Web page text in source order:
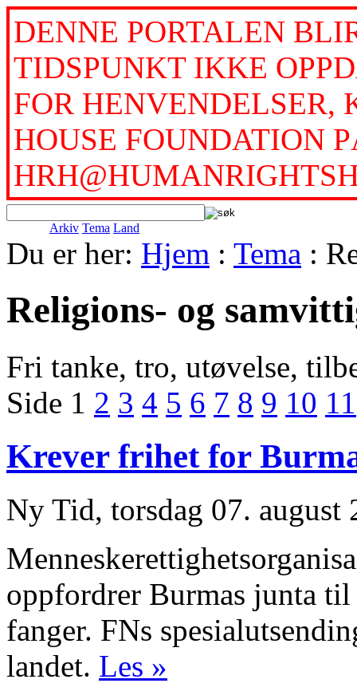
DENNE PORTALEN
TIDSPUNKT IKKE
FOR HENVENDELSER,
HOUSE FOUNDATION
Arkiv Tema Land
Du er her: Hjem : Tema :
Religions- og
Fri tanke, tro, utøvelse,
Side 1 2 3 4 5 6 7 8 9 10 11
Krever frihet for
Ny Tid, torsdag 07. august
oppfordrer Burmas junta
fanger. FNs
landet. Les »